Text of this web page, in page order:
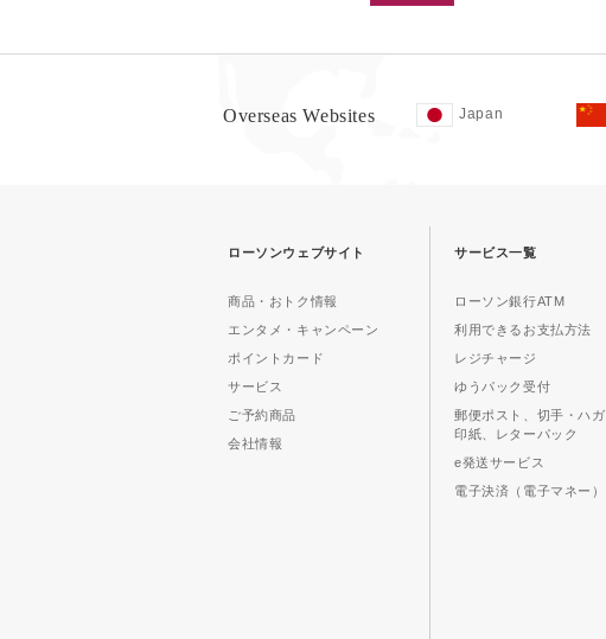
Overseas Websites Japan
ローソンウェブサイト
商品・おトク情報
エンタメ・キャンペーン
ポイントカード
サービス
ご予約商品
会社情報
サービス一覧
ローソン銀行ATM
利用できるお支払方法
レジチャージ
ゆうパック受付
郵便ポスト、切手・ハガ
印紙、レターパック
e発送サービス
電子決済（電子マネー）